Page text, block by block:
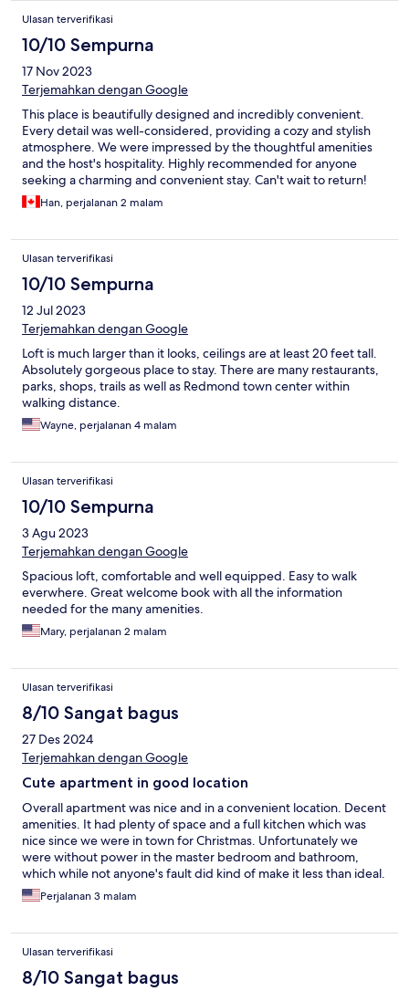
Ulasan terverifikasi
10/10 Sempurna
17 Nov 2023
Terjemahkan dengan Google
This place is beautifully designed and incredibly convenient.
Every detail was well-considered, providing a cozy and stylish
atmosphere. We were impressed by the thoughtful amenities
and the host's hospitality. Highly recommended for anyone
seeking a charming and convenient stay. Can't wait to return!
Han, perjalanan 2 malam
Ulasan terverifikasi
10/10 Sempurna
12 Jul 2023
Terjemahkan dengan Google
Loft is much larger than it looks, ceilings are at least 20 feet tall.
Absolutely gorgeous place to stay. There are many restaurants,
parks, shops, trails as well as Redmond town center within
walking distance.
Wayne, perjalanan 4 malam
Ulasan terverifikasi
10/10 Sempurna
3 Agu 2023
Terjemahkan dengan Google
Spacious loft, comfortable and well equipped. Easy to walk
everwhere. Great welcome book with all the information
needed for the many amenities.
Mary, perjalanan 2 malam
Ulasan terverifikasi
8/10 Sangat bagus
27 Des 2024
Terjemahkan dengan Google
Cute apartment in good location
Overall apartment was nice and in a convenient location. Decent
amenities. It had plenty of space and a full kitchen which was
nice since we were in town for Christmas. Unfortunately we
were without power in the master bedroom and bathroom,
which while not anyone's fault did kind of make it less than ideal.
Perjalanan 3 malam
Ulasan terverifikasi
8/10 Sangat bagus